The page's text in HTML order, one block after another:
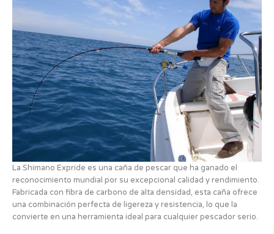
La Shimano Expride es una caña de pescar que ha ganado el
reconocimiento mundial por su excepcional calidad y rendimiento.
Fabricada con fibra de carbono de alta densidad, esta caña ofrece
una combinación perfecta de ligereza y resistencia, lo que la
convierte en una herramienta ideal para cualquier pescador serio.